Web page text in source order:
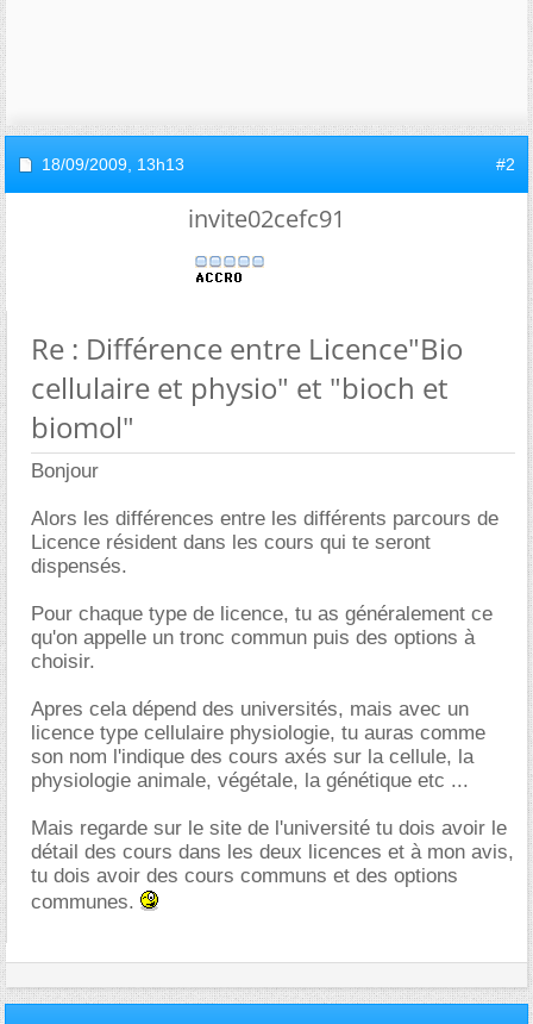
18/09/2009, 13h13 #2
invite02cefc91
Re : Différence entre Licence"Bio
cellulaire et physio" et "bioch et
biomol"
Bonjour
Alors les différences entre les différents parcours de
Licence résident dans les cours qui te seront
dispensés.
Pour chaque type de licence, tu as généralement ce
qu'on appelle un tronc commun puis des options à
choisir.
Apres cela dépend des universités, mais avec un
licence type cellulaire physiologie, tu auras comme
son nom l'indique des cours axés sur la cellule, la
physiologie animale, végétale, la génétique etc ...
Mais regarde sur le site de l'université tu dois avoir le
détail des cours dans les deux licences et à mon avis,
tu dois avoir des cours communs et des options
communes.